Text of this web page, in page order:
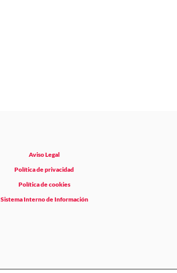
Aviso Legal
Política de privacidad
Política de cookies
Sistema Interno de Información